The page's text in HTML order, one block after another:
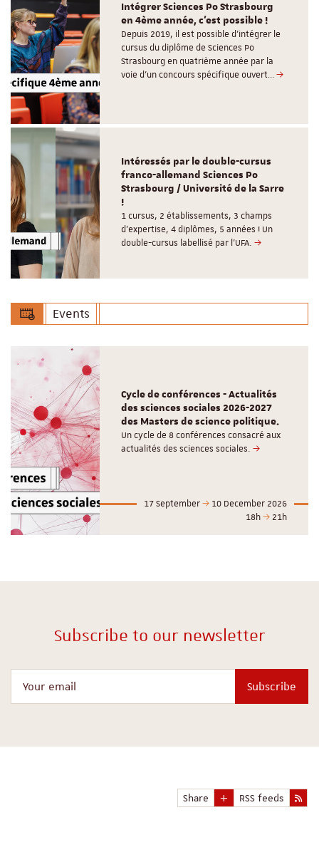
Intégrer Sciences Po Strasbourg
en 4ème année, c'est possible !
Depuis 2019, il est possible d’intégrer le
cursus du diplôme de Sciences Po
Strasbourg en quatrième année par la
voie d’un concours spécifique ouvert…
Intéressés par le double-cursus
franco-allemand Sciences Po
Strasbourg / Université de la Sarre
!
1 cursus, 2 établissements, 3 champs
d’expertise, 4 diplômes, 5 années ! Un
double-cursus labellisé par l'UFA.
Events
Cycle de conférences - Actualités
des sciences sociales 2026-2027
des Masters de science politique.
Un cycle de 8 conférences consacré aux
actualités des sciences sociales.
17 September
10 December 2026
18h
21h
Subscribe to our newsletter
Subscribe
Share RSS feeds